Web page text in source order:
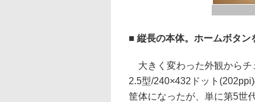
■ 縦長の本体。ホームボタン
大きく変わった外観からチ
2.5型/240×432ドット
筐体になったが、単に第5世